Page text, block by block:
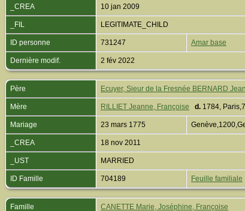
_CREA 10 jan 2009
_FIL LEGITIMATE_CHILD
ID personne 731247 Amar base
Dernière modif. 2 fév 2022
Père Ecuyer, Sieur de la Fresnée BERNARD
Mère RILLIET Jeanne, Françoise d. 1784,
Mariage 23 mars 1775
_CREA 18 nov 2011
_UST MARRIED
ID Famille 704189 Feuille familiale
Famille CANETTE Marie, Joséphine, Françoise